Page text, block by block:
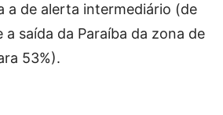
a de alerta intermediário (de
a saída da Paraíba da zona de
53%).